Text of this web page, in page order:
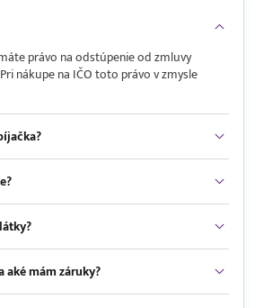
právo na odstúpenie od zmluvy
nákupe na IČO toto právo v zmysle
aké mám záruky?